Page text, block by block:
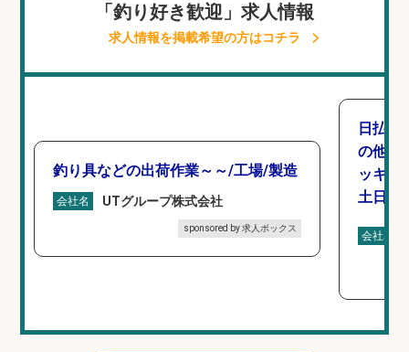
「釣り好き歓迎」求人情報
求人情報を掲載希望の方はコチラ
釣り具などの出荷作業～～/工場/製造
会社名 UTグループ株式会社
sponsored by 求人ボックス
日払い
の他/
ッキン
土日休
会社名